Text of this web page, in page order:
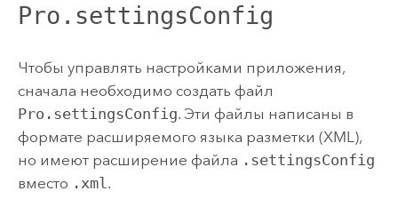
Pro.settingsConfig
Чтобы управлять настройками приложения,
сначала необходимо создать файл
Pro.settingsConfig. Эти файлы написаны в
формате расширяемого языка разметки (XML),
но имеют расширение файла .settingsConfig
вместо .xml.